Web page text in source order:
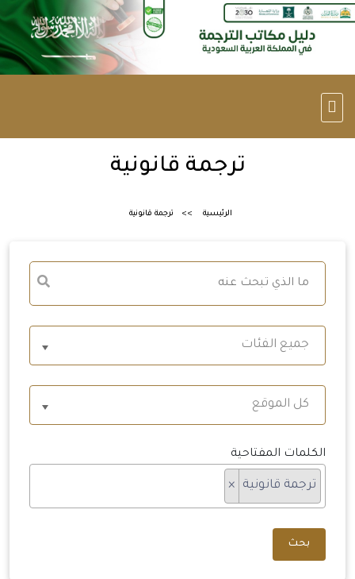
ترجمة قانونية
الرئيسية ترجمة قانونية
جميع الفئات
كل الموقع
الكلمات المفتاحية
× ترجمة قانونية
بحث